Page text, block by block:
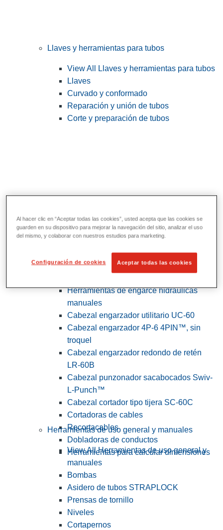
Llaves y herramientas para tubos
View All Llaves y herramientas para tubos
Llaves
Curvado y conformado
Reparación y unión de tubos
Corte y preparación de tubos
Herramientas de servicios públicos y de
View All Herramientas de servicios
Herramientas de engarce hidráulicas
manuales
Cabezal engarzador utilitario UC-60
Cabezal engarzador 4P-6 4PIN™, sin
troquel
Cabezal engarzador redondo de retén
LR-60B
Cabezal punzonador sacabocados Swiv-
L-Punch™
Cabezal cortador tipo tijera SC-60C
Cortadoras de cables
Recortacables
Dobladoras de conductos
Herramientas para calcular dimensiones
Herramientas de uso general y manuales
View All Herramientas de uso general y
manuales
Bombas
Asidero de tubos STRAPLOCK
Prensas de tornillo
Niveles
Cortapernos
Al hacer clic en “Aceptar todas las cookies”, usted acepta que las cookies se
guarden en su dispositivo para mejorar la navegación del sitio, analizar el uso
del mismo, y colaborar con nuestros estudios para marketing.
Configuración de cookies Aceptar todas las cookies